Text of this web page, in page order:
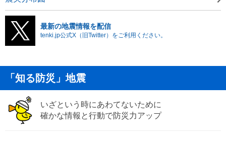
最新の地震情報を配信
tenki.jp公式X（旧Twitter）をご利用ください。
「知る防災」地震
いざという時にあわてないために
確かな情報と行動で防災力アップ